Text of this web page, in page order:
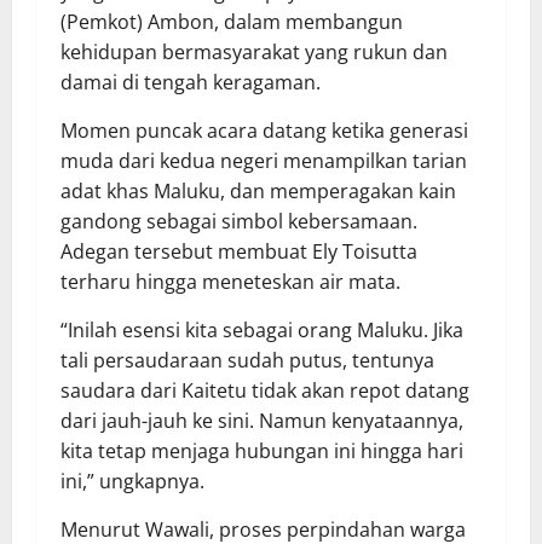
(Pemkot) Ambon, dalam membangun
kehidupan bermasyarakat yang rukun dan
damai di tengah keragaman.
Momen puncak acara datang ketika generasi
muda dari kedua negeri menampilkan tarian
adat khas Maluku, dan memperagakan kain
gandong sebagai simbol kebersamaan.
Adegan tersebut membuat Ely Toisutta
terharu hingga meneteskan air mata.
“Inilah esensi kita sebagai orang Maluku. Jika
tali persaudaraan sudah putus, tentunya
saudara dari Kaitetu tidak akan repot datang
dari jauh-jauh ke sini. Namun kenyataannya,
kita tetap menjaga hubungan ini hingga hari
ini,” ungkapnya.
Menurut Wawali, proses perpindahan warga